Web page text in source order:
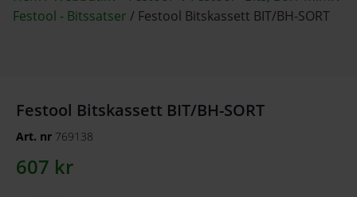
Festool - Bitssatser / Festool Bitskassett BIT/BH-SORT
Festool Bitskassett BIT/BH-SORT
Art. nr 769138
607 kr